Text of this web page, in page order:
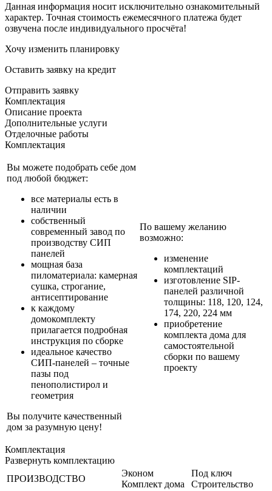
Данная информация носит исключительно ознакомительный
характер. Точная стоимость ежемесячного платежа будет
озвучена после индивидуального просчёта!
Хочу изменить планировку
Оставить заявку на кредит
Отправить заявку
Комплектация
Описание проекта
Дополнительные услуги
Отделочные работы
Комплектация
Вы можете подобрать себе дом
под любой бюджет:
все материалы есть в
наличии
собственный
современный завод по
производству СИП
панелей
мощная база
пиломатериала: камерная
сушка, строгание,
антисептирование
к каждому
домокомплекту
прилагается подробная
инструкция по сборке
идеальное качество
СИП-панелей – точные
пазы под
пенополистирол и
геометрия
Вы получите качественный
дом за разумную цену!
По вашему желанию
возможно:
изменение
комплектаций
изготовление SIP-
панелей различной
толщины: 118, 120, 124,
174, 220, 224 мм
приобретение
комплекта дома для
самостоятельной
сборки по вашему
проекту
Комплектация
Развернуть комплектацию
ПРОИЗВОДСТВО
Эконом
Комплект дома
Под ключ
Строительство